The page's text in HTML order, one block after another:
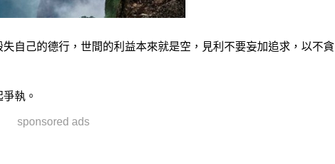
自己的德行，世間的利益本來就是空，見利不要妄加追求，以不貪
執。
sponsored ads